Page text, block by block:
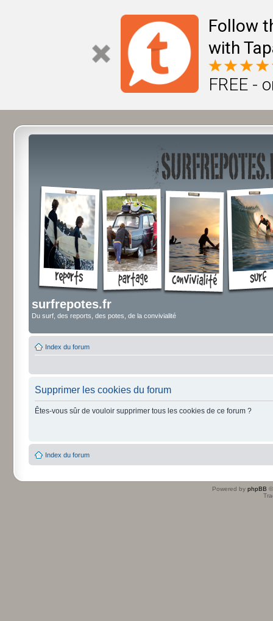
Follow
with
FREE -
surfrepotes.fr
Du surf, des reports, des potes, de la convivialité
Index du forum
Supprimer les cookies du forum
Êtes-vous sûr de vouloir supprimer tous les cookies de ce forum ?
Index du forum
Powered by phpBB